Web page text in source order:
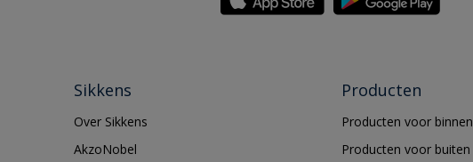
Sikkens
Over Sikkens
AkzoNobel
Producten
Producten voor binnen
Producten voor buiten